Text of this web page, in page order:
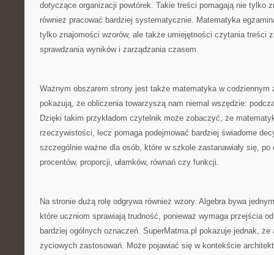
dotyczące organizacji powtórek. Takie treści pomagają nie tylko
również pracować bardziej systematycznie. Matematyka
tylko znajomości wzorów, ale także umiejętności czytania treści
sprawdzania wyników i zarządzania czasem.
Ważnym obszarem strony jest także matematyka w codziennym
pokazują, że obliczenia towarzyszą nam niemal wszędzie:
Dzięki takim przykładom czytelnik może zobaczyć, że
rzeczywistości, lecz pomaga podejmować bardziej świadome
szczególnie ważne dla osób, które w szkole zastanawiały się, po
procentów, proporcji, ułamków, równań czy funkcji.
Na stronie dużą rolę odgrywa również wzory. Algebra bywa
które uczniom sprawiają trudność, ponieważ wymaga przejścia
bardziej ogólnych oznaczeń. SuperMatma.pl pokazuje jednak, że
życiowych zastosowań. Może pojawiać się w kontekście